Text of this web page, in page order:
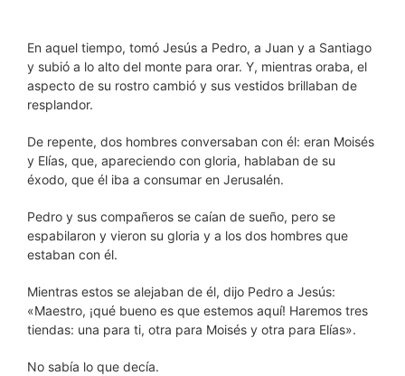
En aquel tiempo, tomó Jesús a Pedro, a Juan y a Santiago
y subió a lo alto del monte para orar. Y, mientras oraba, el
aspecto de su rostro cambió y sus vestidos brillaban de
resplandor.
De repente, dos hombres conversaban con él: eran Moisés
y Elías, que, apareciendo con gloria, hablaban de su
éxodo, que él iba a consumar en Jerusalén.
Pedro y sus compañeros se caían de sueño, pero se
espabilaron y vieron su gloria y a los dos hombres que
estaban con él.
Mientras estos se alejaban de él, dijo Pedro a Jesús:
«Maestro, ¡qué bueno es que estemos aquí! Haremos tres
tiendas: una para ti, otra para Moisés y otra para Elías».
No sabía lo que decía.